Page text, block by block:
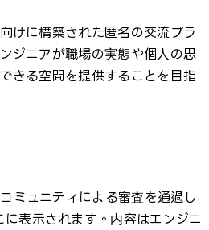
けに構築された匿名の交流プラ
ジニアが職場の実態や個人の思
きる空間を提供することを目指
ミュニティによる審査を通過し
表示されます。内容はエンジニ